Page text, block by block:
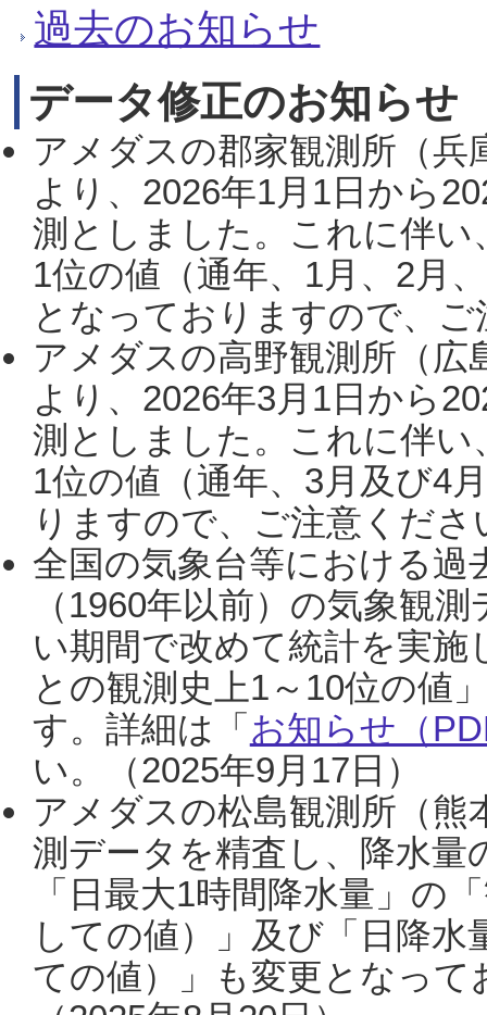
過去のお知らせ
データ修正のお知らせ
アメダスの郡家観測所（
より、2026年1月1日から
測としました。これに伴い
1位の値（通年、1月、2月
となっておりますので、
アメダスの高野観測所（
より、2026年3月1日から
測としました。これに伴い
1位の値（通年、3月及び4
りますので、ご注意くだ
全国の気象台等における過
（1960年以前）の気象観
い期間で改めて統計を実
との観測史上1～10位の値
す。詳細は「 お知らせ（
い。（2025年9月17日）
アメダスの松島観測所（熊
測データを精査し、降水
「日最大1時間降水量」の
しての値）」及び「日降
ての値）」も変更となっ